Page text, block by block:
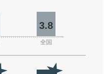
3.8
全国